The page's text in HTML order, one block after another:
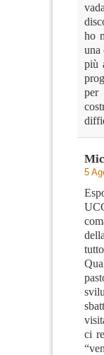
ho
una
più
per
5
ci